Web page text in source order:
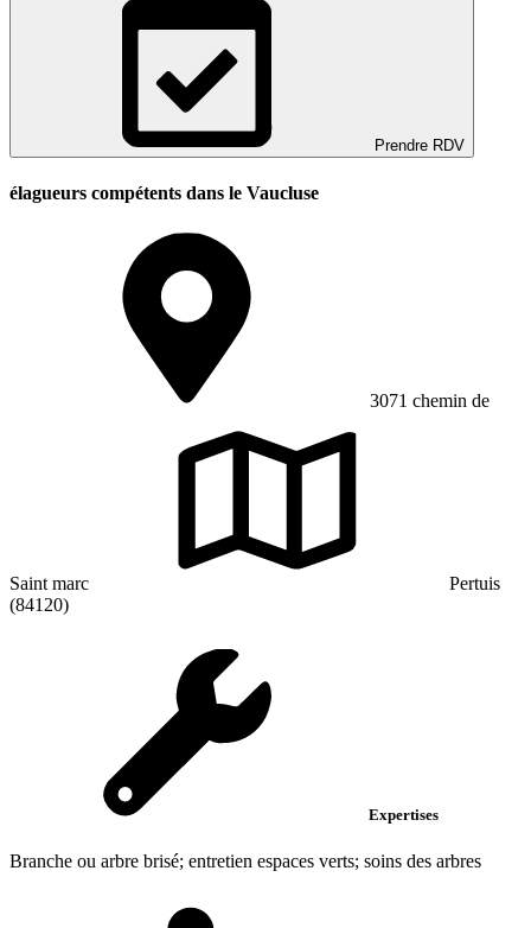
Prendre RDV
élagueurs compétents dans le Vaucluse
3071 chemin de
Saint marc
Pertuis
(84120)
Expertises
Branche ou arbre brisé; entretien espaces verts; soins des arbres